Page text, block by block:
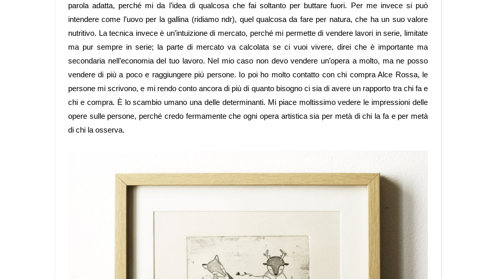
parola adatta, perché mi da l’idea di qualcosa che fai soltanto per buttare fuori. Per me invece si può
intendere come l’uovo per la gallina (ridiamo ndr), quel qualcosa da fare per natura, che ha un suo valore
nutritivo. La tecnica invece è un’intuizione di mercato, perché mi permette di vendere lavori in serie, limitate
ma pur sempre in serie; la parte di mercato va calcolata se ci vuoi vivere, direi che è importante ma
secondaria nell’economia del tuo lavoro. Nel mio caso non devo vendere un’opera a molto, ma ne posso
vendere di più a poco e raggiungere più persone. Io poi ho molto contatto con chi compra Alce Rossa, le
persone mi scrivono, e mi rendo conto ancora di più di quanto bisogno ci sia di avere un rapporto tra chi fa e
chi e compra. È lo scambio umano una delle determinanti. Mi piace moltissimo vedere le impressioni delle
opere sulle persone, perché credo fermamente che ogni opera artistica sia per metà di chi la fa e per metà
di chi la osserva.